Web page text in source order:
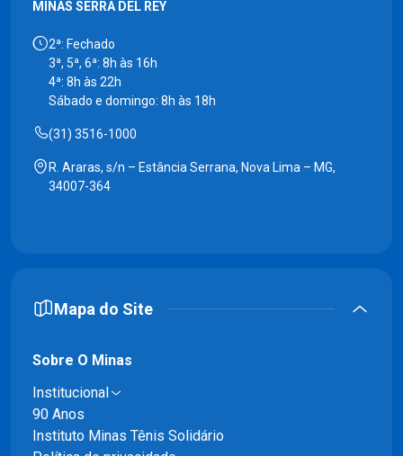
MINAS SERRA DEL REY
2ª: Fechado
3ª, 5ª, 6ª: 8h às 16h
4ª: 8h às 22h
Sábado e domingo: 8h às 18h
(31) 3516-1000
R. Araras, s/n – Estância Serrana, Nova Lima – MG,
34007-364
Mapa do Site
Sobre O Minas
Institucional
90 Anos
Instituto Minas Tênis Solidário